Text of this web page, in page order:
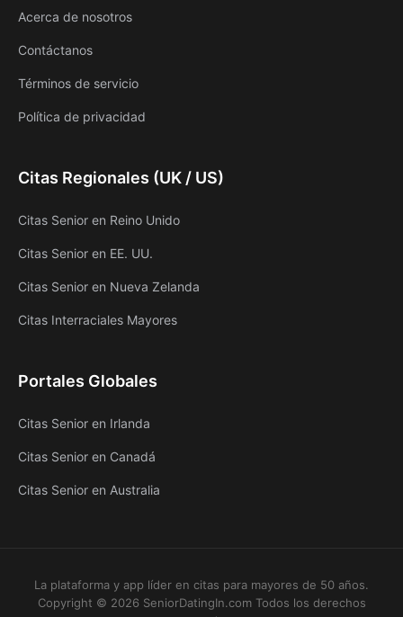
Acerca de nosotros
Contáctanos
Términos de servicio
Política de privacidad
Citas Regionales (UK / US)
Citas Senior en Reino Unido
Citas Senior en EE. UU.
Citas Senior en Nueva Zelanda
Citas Interraciales Mayores
Portales Globales
Citas Senior en Irlanda
Citas Senior en Canadá
Citas Senior en Australia
La plataforma y app líder en citas para mayores de 50 años.
Copyright © 2026 SeniorDatingIn.com Todos los derechos